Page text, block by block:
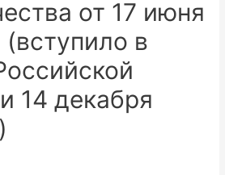
от 17 июня
в
14 декабря